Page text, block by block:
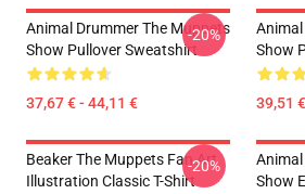
Animal Drummer The Muppets
Show Pullover Sweatshirt
37,67 € - 44,11 €
-20%
Show
39,51
Beaker The Muppets Fan Art
Illustration Classic T-Shirt
-20%
Show